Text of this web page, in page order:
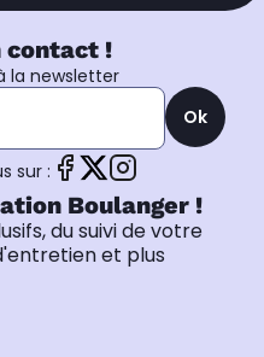
contact !
la newsletter
Ok
sur :
Boulanger !
du suivi de votre
et plus